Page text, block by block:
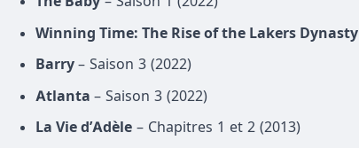
Winning Time: The Rise of the Lakers Dynasty
Barry – Saison 3 (2022)
Atlanta – Saison 3 (2022)
La Vie d’Adèle – Chapitres 1 et 2 (2013)